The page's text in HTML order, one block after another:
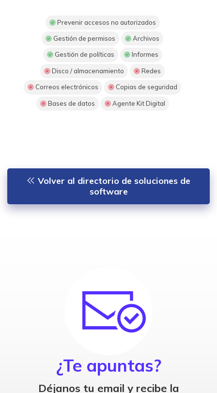
Prevenir accesos no autorizados
Gestión de permisos Archivos
Gestión de políticas Informes
Disco / almacenamiento Redes
Correos electrónicos Copias de seguridad
Bases de datos Agente Kit Digital
Volver al directorio de soluciones de
software
¿Te apuntas?
Déjanos tu email y recibe la